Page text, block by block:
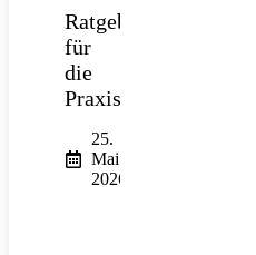
Ratgeber
für
die
Praxis
25.
Mai
2026